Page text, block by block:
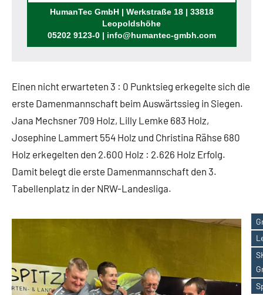
Rufen Sie uns an!
HumanTec GmbH | Werkstraße 18 | 33818
Leopoldshöhe
05202 9123-0 | info@humantec-gmbh.com
Einen nicht erwarteten 3 : 0 Punktsieg erkegelte sich die
erste Damenmannschaft beim Auswärtssieg in Siegen.
Jana Mechsner 709 Holz, Lilly Lemke 683 Holz,
Josephine Lammert 554 Holz und Christina Rähse 680
Holz erkegelten den 2.600 Holz : 2.626 Holz Erfolg.
Damit belegt die erste Damenmannschaft den 3.
Tabellenplatz in der NRW-Landesliga.